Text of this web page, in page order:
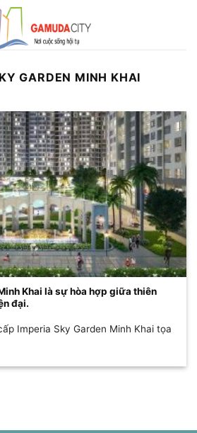
GARDEN MINH KHAI
Khai là sự hòa hợp giữa thiên
đại.
Imperia Sky Garden Minh Khai tọa